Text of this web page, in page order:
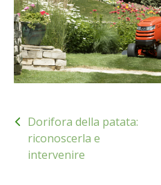
IL MIO ORTO
ANIMALI UMANI E
IL MIO 2025
COLTIVARE L’OLIVO
CORMIK
articoli
Dorifora della patata:
riconoscerla e
intervenire